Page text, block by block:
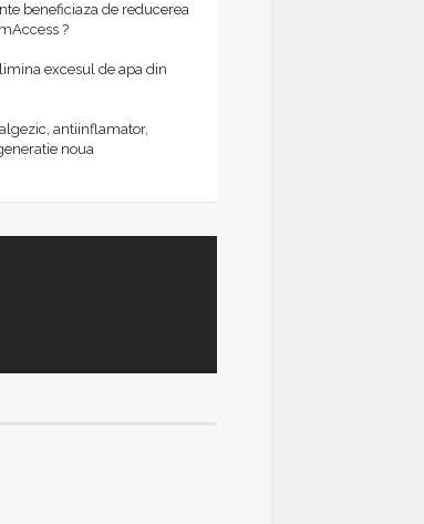
beneficiaza de reducerea
?
excesul de apa din
antiinflamator,
noua